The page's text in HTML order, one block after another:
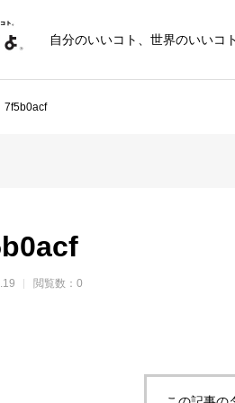
自分のいいコト、世界のいいコ
7f5b0acf
閲覧数：0